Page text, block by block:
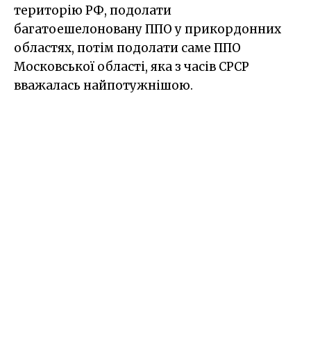
територію РФ, подолати
багатоешелоновану ППО у прикордонних
областях, потім подолати саме ППО
Московської області, яка з часів СРСР
вважалась найпотужнішою.